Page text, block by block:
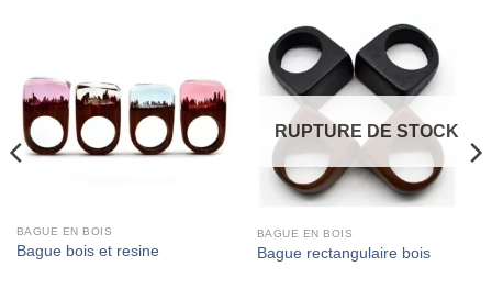
BAGUE EN BOIS
Bague bois et resine
RUPTURE DE STOCK
BAGUE EN BOIS
Bague rectangulaire bois